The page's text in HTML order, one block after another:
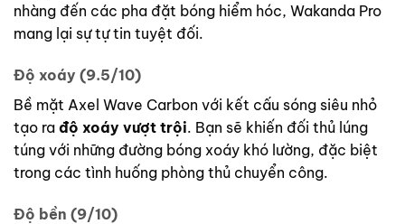
nhàng đến các pha đặt bóng hiểm hóc, Wakanda Pro
mang lại sự tự tin tuyệt đối.
Độ xoáy (9.5/10)
Bề mặt Axel Wave Carbon với kết cấu sóng siêu nhỏ
tạo ra độ xoáy vượt trội. Bạn sẽ khiến đối thủ lúng
túng với những đường bóng xoáy khó lường, đặc biệt
trong các tình huống phòng thủ chuyển công.
Độ bền (9/10)